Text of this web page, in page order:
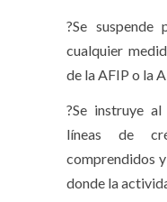
?Se
cualquier
de la AFIP o la
?Se instruye
líneas de
comprendidos
donde la